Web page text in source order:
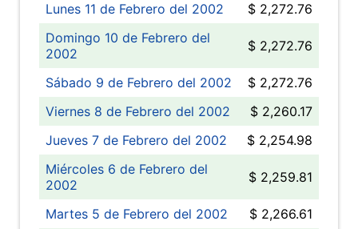
Lunes 11 de Febrero del 2002
$ 2,272.76
Domingo 10 de Febrero del
2002
$ 2,272.76
Sábado 9 de Febrero del 2002
$ 2,272.76
Viernes 8 de Febrero del 2002
$ 2,260.17
Jueves 7 de Febrero del 2002
$ 2,254.98
Miércoles 6 de Febrero del
2002
$ 2,259.81
Martes 5 de Febrero del 2002 $ 2,266.61